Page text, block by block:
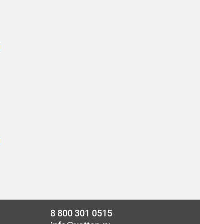
8 800 301 0515